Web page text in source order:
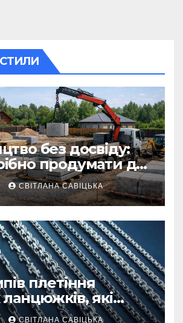
без досвіду:
продумати до
на
СВІТЛАНА САВІЦЬКА
плетіння
ланцюжків, які
СВІТЛАНА САВІЦЬКА